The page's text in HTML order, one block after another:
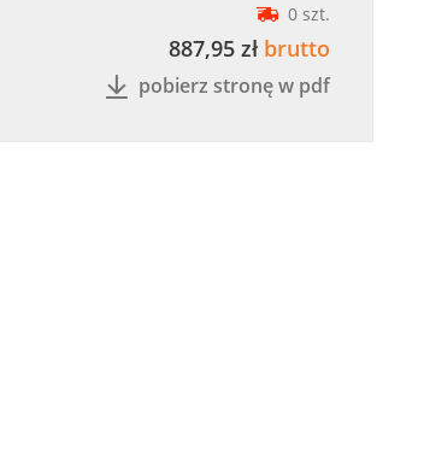
0 szt.
887,95 zł brutto
pobierz stronę w pdf